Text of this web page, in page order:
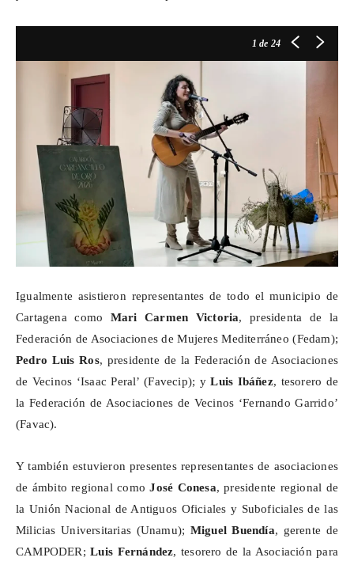
1 de 24
Igualmente asistieron representantes de todo el municipio de
Cartagena como Mari Carmen Victoria, presidenta de la
Federación de Asociaciones de Mujeres Mediterráneo (Fedam);
Pedro Luis Ros, presidente de la Federación de Asociaciones
de Vecinos ‘Isaac Peral’ (Favecip); yLuis Ibáñez, tesorero de
la Federación de Asociaciones de Vecinos ‘Fernando Garrido’
(Favac).
Y también estuvieron presentes representantes de asociaciones
de ámbito regional comoJosé Conesa, presidente regional de
la Unión Nacional de Antiguos Oficiales y Suboficiales de las
Milicias Universitarias (Unamu); Miguel Buendía, gerente de
CAMPODER;Luis Fernández, tesorero de la Asociación para